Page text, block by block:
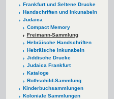
Frankfurt und Seltene Drucke
Handschriften und Inkunabeln
Judaica
Compact Memory
Freimann-Sammlung
Hebräische Handschriften
Hebräische Inkunabeln
Jiddische Drucke
Judaica Frankfurt
Kataloge
Rothschild-Sammlung
Kinderbuchsammlungen
Koloniale Sammlungen